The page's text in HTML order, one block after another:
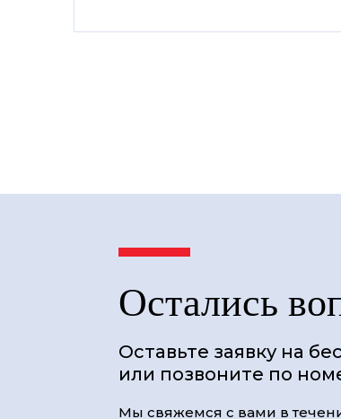
Остались
Оставьте заявку на
или позвоните по
Мы свяжемся с вами в